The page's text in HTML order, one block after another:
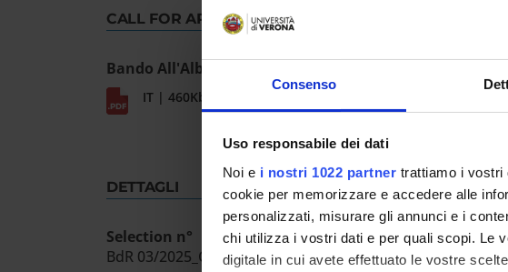
Consenso
Uso responsabile dei dati
Noi e i nostri 1022 partner trattiamo i vostri
cookie per memorizzare e accedere alle
personalizzati, misurare gli annunci e i
chi utilizza i vostri dati e per quali scopi. Le
digitale in cui avete effettuato le vostre
CALL FOR APPLICATION
Bando All'Albo n. 379/2025
IT | 460Kb
DETTAGLI
Selection n°
BdR 03/2025_CREO
IT